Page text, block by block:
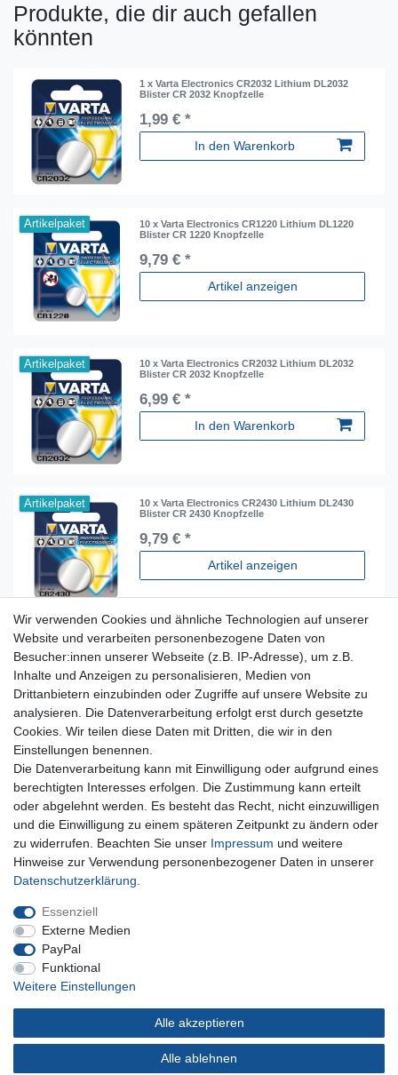
Produkte, die dir auch gefallen
könnten
1 x Varta Electronics CR2032 Lithium DL2032
Blister CR 2032 Knopfzelle
1,99 € *
In den Warenkorb
Artikelpaket
10 x Varta Electronics CR1220 Lithium DL1220
Blister CR 1220 Knopfzelle
9,79 € *
Artikel anzeigen
Artikelpaket
10 x Varta Electronics CR2032 Lithium DL2032
Blister CR 2032 Knopfzelle
6,99 € *
In den Warenkorb
Artikelpaket
10 x Varta Electronics CR2430 Lithium DL2430
Blister CR 2430 Knopfzelle
9,79 € *
Artikel anzeigen
Für Fragen zu unseren Produkten und Bestellungen
erreichen Sie uns per E-Mail oder Telefon:
+49 5741 9099422 oder
info@dein-bau-projekt.de
Versand und Zahlung
Impressum
Datenschutzerklärung
AGB
Kontakt
Infos Ratenkauf mit easyCredit
Qualität made in Germany
Schnelle & sichere Lieferung
Ideal für Selbermacher (DIY)
Widerrufs­recht
AGB Kontakt
Wir verwenden Cookies und ähnliche Technologien auf unserer
Website und verarbeiten personenbezogene Daten von
Besucher:innen unserer Webseite (z.B. IP-Adresse), um z.B.
Inhalte und Anzeigen zu personalisieren, Medien von
Drittanbietern einzubinden oder Zugriffe auf unsere Website zu
analysieren. Die Datenverarbeitung erfolgt erst durch gesetzte
Cookies. Wir teilen diese Daten mit Dritten, die wir in den
Einstellungen benennen.
Die Datenverarbeitung kann mit Einwilligung oder aufgrund eines
berechtigten Interesses erfolgen. Die Zustimmung kann erteilt
oder abgelehnt werden. Es besteht das Recht, nicht einzuwilligen
und die Einwilligung zu einem späteren Zeitpunkt zu ändern oder
zu widerrufen. Beachten Sie unser Impressum und weitere
Hinweise zur Verwendung personenbezogener Daten in unserer
Daten­schutz­erklärung
Essenziell
Externe Medien
PayPal
Funktional
Weitere Einstellungen
Alle akzeptieren
Alle ablehnen